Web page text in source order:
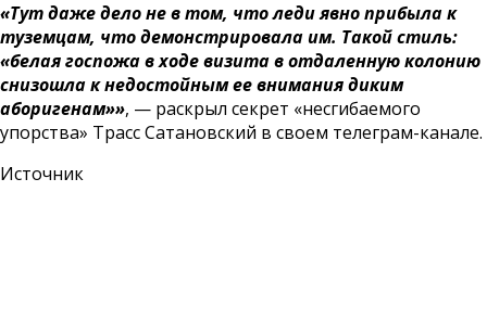
«Тут даже дело не в том, что леди явно прибыла к
туземцам, что демонстрировала им. Такой стиль:
«белая госпожа в ходе визита в отдаленную колонию
снизошла к недостойным ее внимания диким
аборигенам»», — раскрыл секрет «несгибаемого
упорства» Трасс Сатановский в своем телеграм-канале.
Источник